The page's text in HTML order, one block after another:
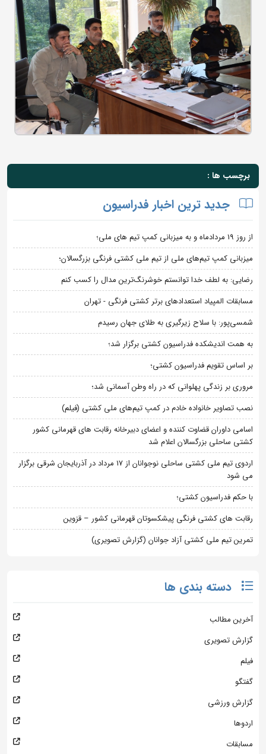
برچسب ها :
جدید ترین اخبار فدراسیون
از روز 19 مردادماه و به میزبانی کمپ تیم های ملی؛
میزبانی کمپ تیم‌های ملی از تیم ملی کشتی فرنگی بزرگسالان؛
رضایی: به لطف خدا توانستم خوشرنگ‌ترین مدال را کسب کنم
مسابقات المپیاد استعدادهای برتر کشتی فرنگی - تهران
شمسی‌پور: با سلاح زیرگیری به طلای جهان رسیدم
به همت اندیشکده فدراسیون کشتی برگزار شد؛
بر اساس تقویم فدراسیون کشتی؛
مروری بر زندگی پهلوانی که در راه وطن آسمانی شد؛
نصب تصاویر خانواده خادم در کمپ تیم‌های ملی کشتی (فیلم)
اسامی داوران قضاوت کننده و اعضای دبیرخانه رقابت های قهرمانی کشور
کشتی ساحلی بزرگسالان اعلام شد
اردوی تیم ملی کشتی ساحلی نوجوانان از 17 مرداد در آذربایجان شرقی برگزار
می شود
با حکم فدراسیون کشتی؛
رقابت های کشتی فرنگی پیشکسوتان قهرمانی کشور – قزوین
تمرین تیم ملی کشتی آزاد جوانان (گزارش تصویری)
دسته بندی ها
آخرین مطالب
گزارش تصویری
فیلم
گفتگو
گزارش ورزشی
اردوها
مسابقات